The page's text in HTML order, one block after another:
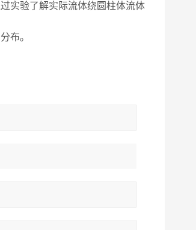
实验了解实际流体绕圆柱体流体
布。